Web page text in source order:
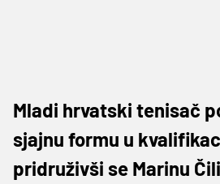
Mladi hrvatski tenisač
sjajnu formu u
pridruživši se Marinu